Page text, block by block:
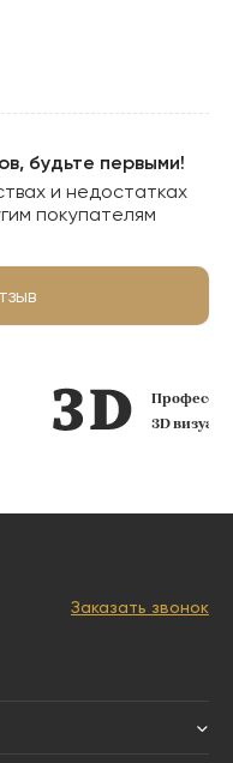
будьте первыми!
и недостатках
покупателям
3D
Заказать звонок